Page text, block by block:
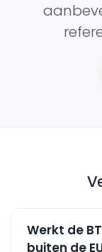
Werkt de
buiten de